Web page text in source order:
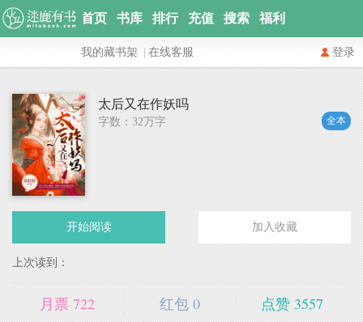
首页 书库 排行 充值 搜索 福利
登录
我的藏书架 在线客服
太后又在作妖吗
字数：32万字 全本
开始阅读 加入收藏
上次读到：
月票 722 红包 0 点赞 3557